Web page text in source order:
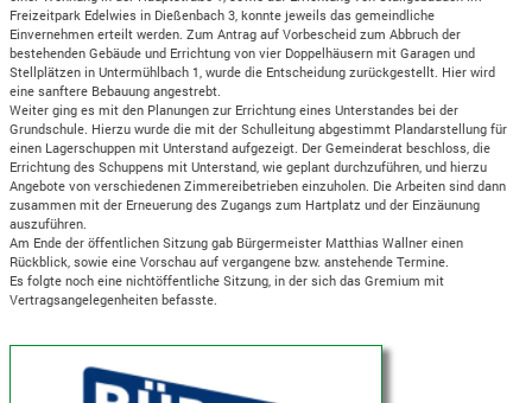
Freizeitpark Edelwies in Dießenbach 3, konnte jeweils das gemeindliche
Einvernehmen erteilt werden. Zum Antrag auf Vorbescheid zum Abbruch der
bestehenden Gebäude und Errichtung von vier Doppelhäusern mit Garagen und
Stellplätzen in Untermühlbach 1, wurde die Entscheidung zurückgestellt. Hier wird
eine sanftere Bebauung angestrebt.
Weiter ging es mit den Planungen zur Errichtung eines Unterstandes bei der
Grundschule. Hierzu wurde die mit der Schulleitung abgestimmt Plandarstellung für
einen Lagerschuppen mit Unterstand aufgezeigt. Der Gemeinderat beschloss, die
Errichtung des Schuppens mit Unterstand, wie geplant durchzuführen, und hierzu
Angebote von verschiedenen Zimmereibetrieben einzuholen. Die Arbeiten sind dann
zusammen mit der Erneuerung des Zugangs zum Hartplatz und der Einzäunung
auszuführen.
Am Ende der öffentlichen Sitzung gab Bürgermeister Matthias Wallner einen
Rückblick, sowie eine Vorschau auf vergangene bzw. anstehende Termine.
Es folgte noch eine nichtöffentliche Sitzung, in der sich das Gremium mit
Vertragsangelegenheiten befasste.